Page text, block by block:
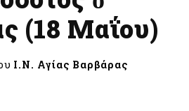
(18 Μαΐου)
Ι.Ν. Αγίας Βαρβάρας